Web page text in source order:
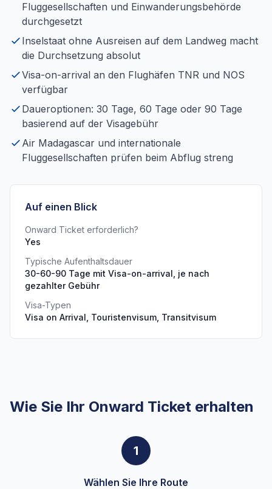
Fluggesellschaften und Einwanderungsbehörde
durchgesetzt
Inselstaat ohne Ausreisen auf dem Landweg macht
die Durchsetzung absolut
Visa-on-arrival an den Flughäfen TNR und NOS
verfügbar
Daueroptionen: 30 Tage, 60 Tage oder 90 Tage
basierend auf der Visagebühr
Air Madagascar und internationale
Fluggesellschaften prüfen beim Abflug streng
Auf einen Blick
Onward Ticket erforderlich?
Yes
Typische Aufenthaltsdauer
30-60-90 Tage mit Visa-on-arrival, je nach
gezahlter Gebühr
Visa-Typen
Visa on Arrival, Touristenvisum, Transitvisum
Wie Sie Ihr Onward Ticket erhalten
1
Wählen Sie Ihre Route